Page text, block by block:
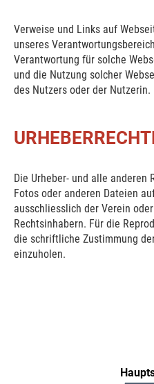
Verweise und Links auf
unseres
Verantwortung für solche
und die Nutzung solcher
des Nutzers oder der Nutzerin.
Die Urheber- und alle anderen
Fotos oder anderen Dateien
ausschliesslich der Verein
Rechtsinhabern. Für die
die schriftliche Zustimmung
einzuholen.